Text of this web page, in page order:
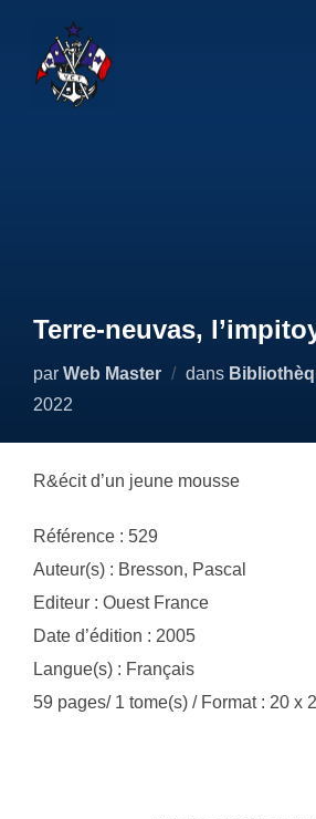
contenu
Terre-neuvas,
par Web Master dans
2022
R&écit d’un jeune mousse
Référence : 529
Auteur(s) : Bresson, Pascal
Editeur : Ouest France
Date d’édition : 2005
Langue(s) : Français
59 pages/ 1 tome(s) / Format : 20 x